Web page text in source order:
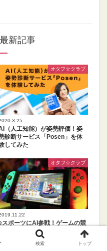
新記事
オタフ☆クラブ
（人工知能）が姿勢評価！姿
診断サービス「Posen」を体
してみた
オタフ☆クラブ
スポーツにAI参戦！ゲームの競
で行われる人工知能vs人とは
検索 トップ